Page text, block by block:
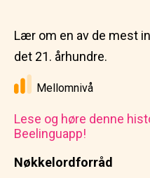
Nøkkelordforråd
Lær om en av de mest
det 21. århundre.
Mellomnivå
Lese og høre denne
Beelinguapp!